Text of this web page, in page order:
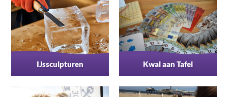
IJssculpturen Kwal aan Tafel